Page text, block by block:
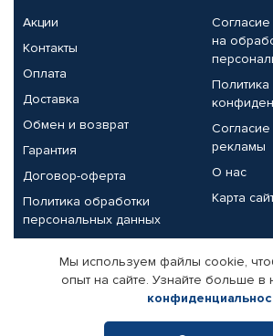
Акции
Контакты
Оплата
Доставка
Обмен и возврат
Гарантия
Договор-оферта
Политика обработки
персональных данных
Согласие
на
Политика
рекламы
О нас
Карта
Партнерам
Корпоративным клиентам
Поставщикам
Мы используем файлы cookie,
опыт на сайте. Узнайте больше в